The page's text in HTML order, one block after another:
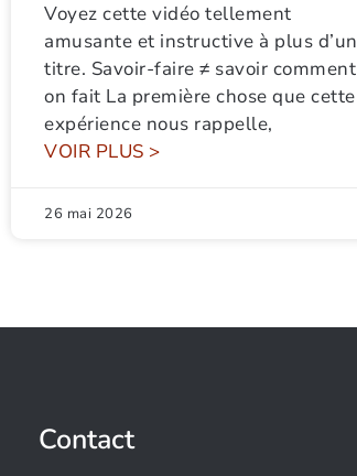
Voyez cette vidéo tellement
amusante et instructive à plus d’un
titre. Savoir-faire ≠ savoir comment
on fait La première chose que cette
expérience nous rappelle,
VOIR PLUS >
26 mai 2026
Contact